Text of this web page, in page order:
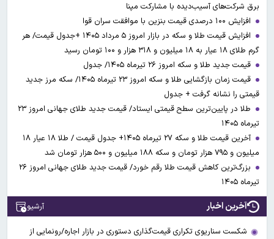
برق شرکت‌های آسیب‌دیده با مشارکت مپنا
افزایش ۱۰۰ درصدی قیمت بنزین با موافقت سران قوا
افزایش قیمت طلا و سکه در بازار امروز ۵ مرداد ۱۴۰۵ +جدول قیمت/ هر
گرم طلای ۱۸ عیار به ۱۸ میلیون و ۳۱۸ هزار و ۱۰۰ تومان رسید
قیمت جدید طلا و سکه امروز ۲۶ تیرماه ۱۴۰۵/ جدول
قیمت زمان بازگشایی طلا و سکه امروز ۲۳ تیرماه ۱۴۰۵/ سکه مرز جدید
قیمتی را نشانه گرفت + جدول
طلا در پایین‌ترین سطح قیمتی ایستاد/ قیمت جدید طلای جهانی امروز ۲۳
تیرماه ۱۴۰۵
آخرین قیمت طلا و سکه ۲۷ تیرماه ۱۴۰۵+ جدول قیمت / طلا ۱۸ عیار ۱۸
میلیون و ۷۹۵ هزار تومان و سکه ۱۸۸ میلیون و ۵۰۰ هزار تومان شد
بزرگ‌ترین کاهش قیمت طلا رقم خورد/ قیمت جدید طلای جهانی امروز ۲۶
تیرماه ۱۴۰۵
آخرین اخبار آرشیو
شکست سناریوی تکراری قیمت‌گذاری دستوری در بازار اجاره/رونمایی از